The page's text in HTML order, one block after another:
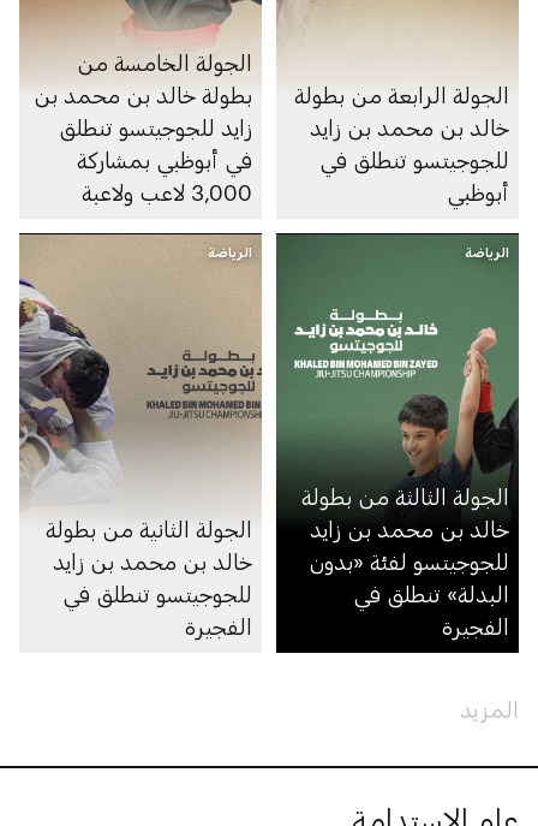
الجولة الرابعة من بطولة
خالد بن محمد بن زايد
للجوجيتسو تنطلق في
أبوظبي
الجولة الخامسة من
بطولة خالد بن محمد بن
زايد للجوجيتسو تنطلق
في أبوظبي بمشاركة
3,000 لاعب ولاعبة
الرياضة
الجولة الثالثة من بطولة
خالد بن محمد بن زايد
للجوجيتسو لفئة «بدون
البدلة» تنطلق في
الفجيرة
الرياضة
الجولة الثانية من بطولة
خالد بن محمد بن زايد
للجوجيتسو تنطلق في
الفجيرة
المزيد